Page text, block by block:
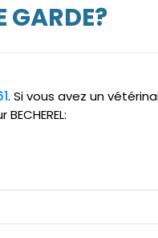
GARDE?
. Si vous avez un